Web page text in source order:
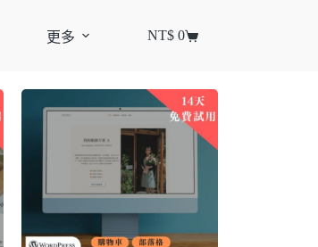
更多 NT$ 0